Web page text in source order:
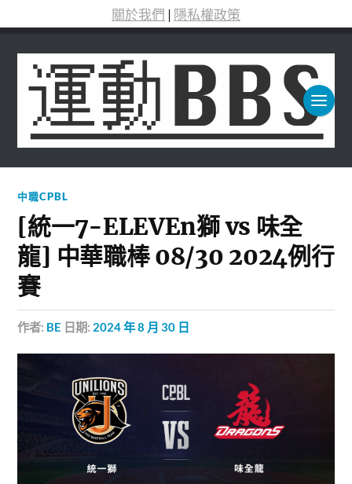
關於我們 | 隱私權政策
中職CPBL
[統一7-ELEVEn獅 vs 味全
龍] 中華職棒 08/30 2024例行
賽
作者: BE 日期: 2024 年 8 月 30 日